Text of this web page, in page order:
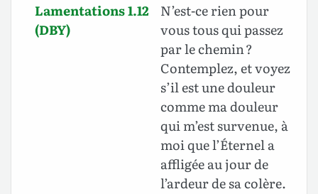
Lamentations 1.12
(DBY)
N’est-ce rien pour
vous tous qui passez
par le chemin ?
Contemplez, et voyez
s’il est une douleur
comme ma douleur
qui m’est survenue, à
moi que l’Éternel a
affligée au jour de
l’ardeur de sa colère.